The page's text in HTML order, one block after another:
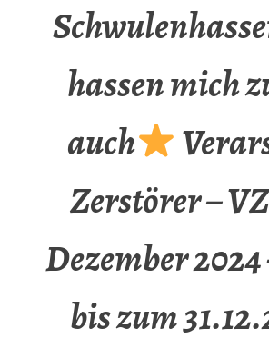
hassen mich
auch
Zerstörer –
Dezember
bis zum